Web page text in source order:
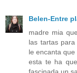
Belen-Entre
madre mia
las tartas
le encanta que
esta te ha
fascinada,un